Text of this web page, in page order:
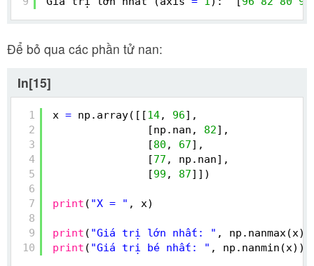
Để bỏ qua các phần tử nan:
In[15]
1
2
3
4
5
6
7
8
9
10
x = np.array([[14, 96],
[np.nan, 82],
[80 , 67],
[77 , np.nan],
[99 , 87]])
print ( "X = " , x)
print ( "Giá trị lớn nhất: " , np.nanmax(x))
print ( "Giá trị bé nhất: " , np.nanmin(x))